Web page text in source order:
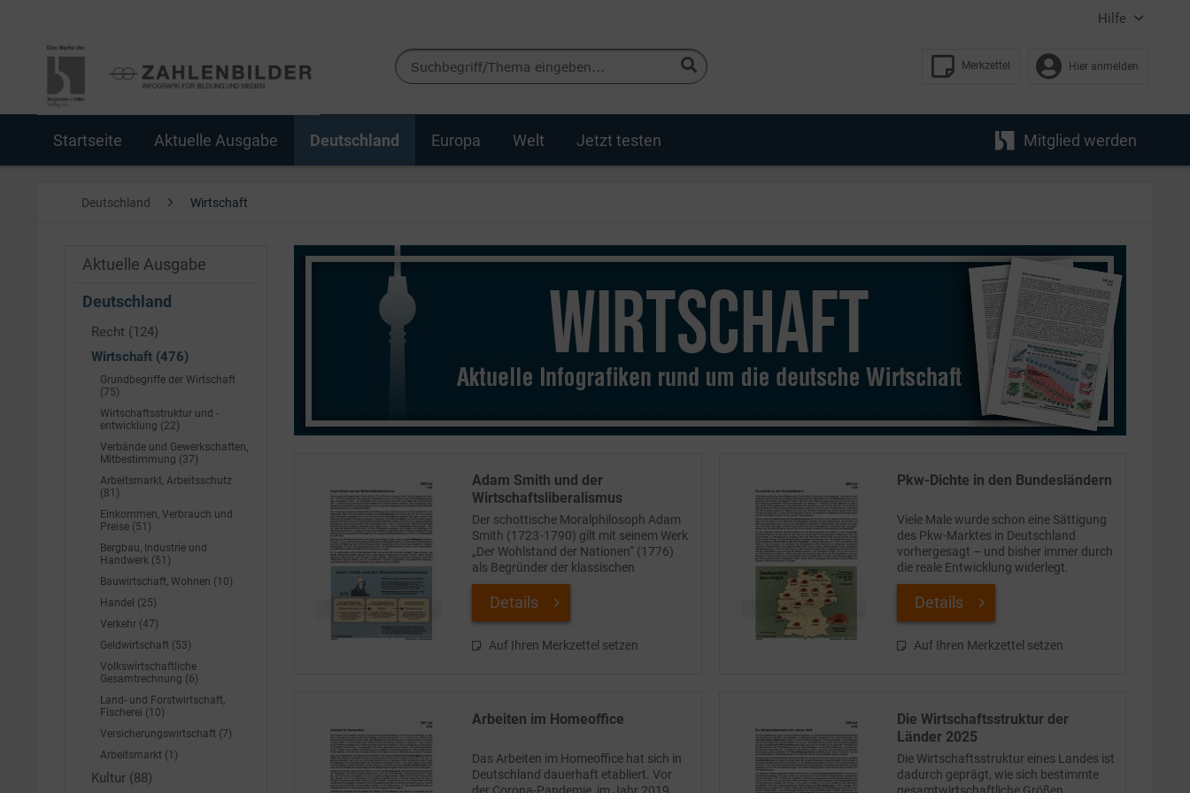
Hilfe
Merkzettel Hier anmelden
Startseite Aktuelle Ausgabe Deutschland Europa Welt Jetzt testen Mitglied werden
Deutschland Wirtschaft
Aktuelle Ausgabe
Deutschland
Recht (124)
Wirtschaft (476)
Grundbegriffe der Wirtschaft
(75)
Wirtschaftsstruktur und -
entwicklung (22)
Verbände und Gewerkschaften,
Mitbestimmung (37)
Arbeitsmarkt, Arbeitsschutz
(81)
Einkommen, Verbrauch und
Preise (51)
Bergbau, Industrie und
Handwerk (51)
Bauwirtschaft, Wohnen (10)
Handel (25)
Verkehr (47)
Geldwirtschaft (53)
Volkswirtschaftliche
Gesamtrechnung (6)
Land- und Forstwirtschaft,
Fischerei (10)
Versicherungswirtschaft (7)
Arbeitsmarkt (1)
Kultur (88)
Adam Smith und der
Wirtschaftsliberalismus
Der schottische Moralphilosoph Adam
Smith (1723 -1790) gilt mit seinem Werk
„Der Wohlstand der Nationen“ (1776)
als Begründer der klassischen
Nationalökonomie und Vordenker des
Wirtschaftsliberalismus. Das
Details
Auf Ihren Merkzettel setzen
Pkw-Dichte in den Bundesländern
Viele Male wurde schon eine Sättigung
des Pkw-Marktes in Deutschland
vorhergesagt – und bisher immer durch
die reale Entwicklung widerlegt.
Allerdings hat sich der Zuwachs des
Pkw-Bestands seit der Corona-Krise
Details
Auf Ihren Merkzettel setzen
Arbeiten im Homeoffice
Das Arbeiten im Homeoffice hat sich in
Deutschland dauerhaft etabliert. Vor
der Corona-Pandemie, im Jahr 2019,
Die Wirtschaftsstruktur der
Länder 2025
Die Wirtschaftsstruktur eines Landes ist
dadurch geprägt, wie sich bestimmte
gesamtwirtschaftliche Größen